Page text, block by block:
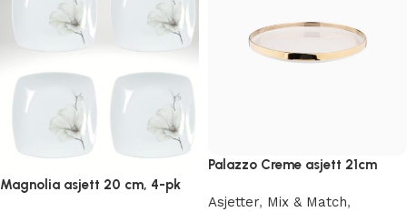
Magnolia asjett 20 cm, 4-pk
Palazzo Creme asjett 21cm
Asjetter, Mix & Match,